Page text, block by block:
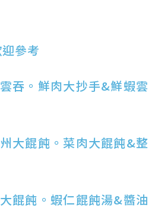
參考
吞。鮮肉大抄手&鮮蝦雲
大餛飩。菜肉大餛飩&整
餛飩。蝦仁餛飩湯&醬油